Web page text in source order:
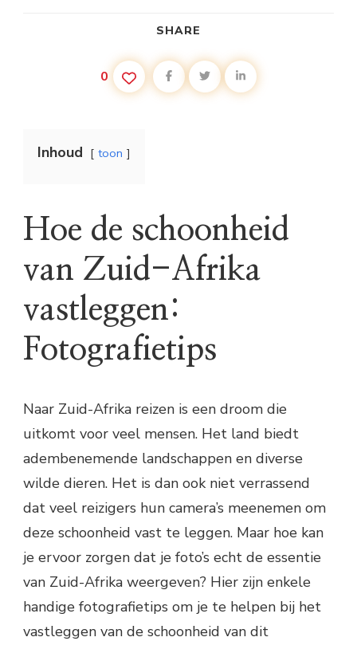
SHARE
0
Inhoud toon
Hoe de schoonheid
van Zuid-Afrika
vastleggen:
Fotografietips
Naar Zuid-Afrika reizen is een droom die
uitkomt voor veel mensen. Het land biedt
adembenemende landschappen en diverse
wilde dieren. Het is dan ook niet verrassend
dat veel reizigers hun camera’s meenemen om
deze schoonheid vast te leggen. Maar hoe kan
je ervoor zorgen dat je foto’s echt de essentie
van Zuid-Afrika weergeven? Hier zijn enkele
handige fotografietips om je te helpen bij het
vastleggen van de schoonheid van dit